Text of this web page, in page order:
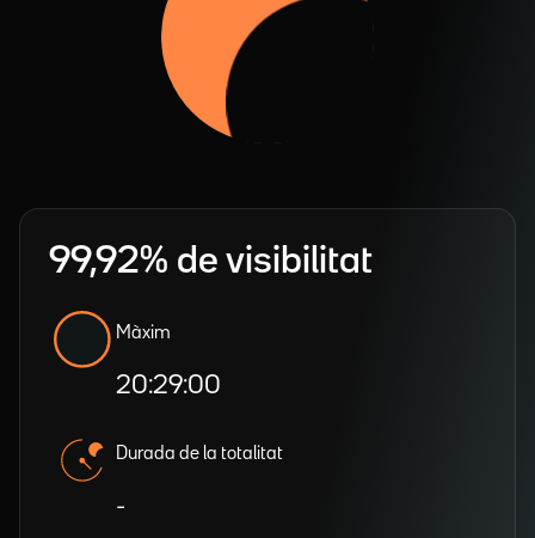
99,92% de visibilitat
Màxim
20:29:00
Durada de la totalitat
-